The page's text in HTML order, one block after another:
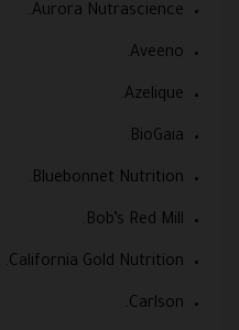
Aurora Nutrascience.
Aveeno.
Azelique.
BioGaia.
Bluebonnet Nutrition.
Bob’s Red Mill.
California Gold Nutrition.
Carlson.